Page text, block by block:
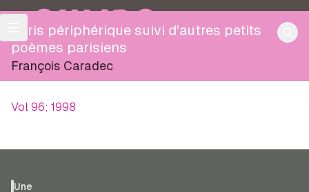
OULIPO
Paris périphérique suivi d'autres petits
poèmes parisiens
François Caradec
Vol 96; 1998
Une